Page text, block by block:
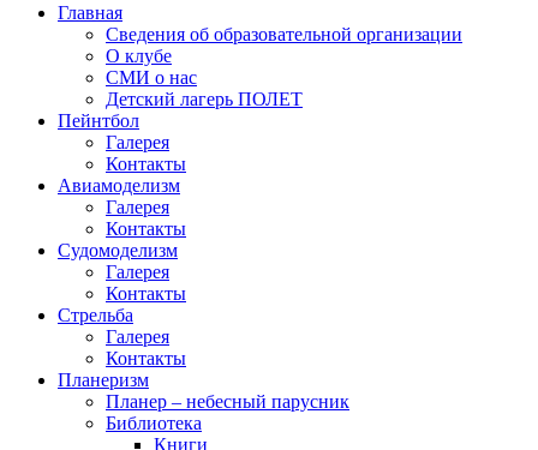
Главная
Сведения об образовательной организации
О клубе
СМИ о нас
Детский лагерь ПОЛЕТ
Пейнтбол
Галерея
Контакты
Авиамоделизм
Галерея
Контакты
Судомоделизм
Галерея
Контакты
Стрельба
Галерея
Контакты
Планеризм
Планер – небесный парусник
Библиотека
Книги